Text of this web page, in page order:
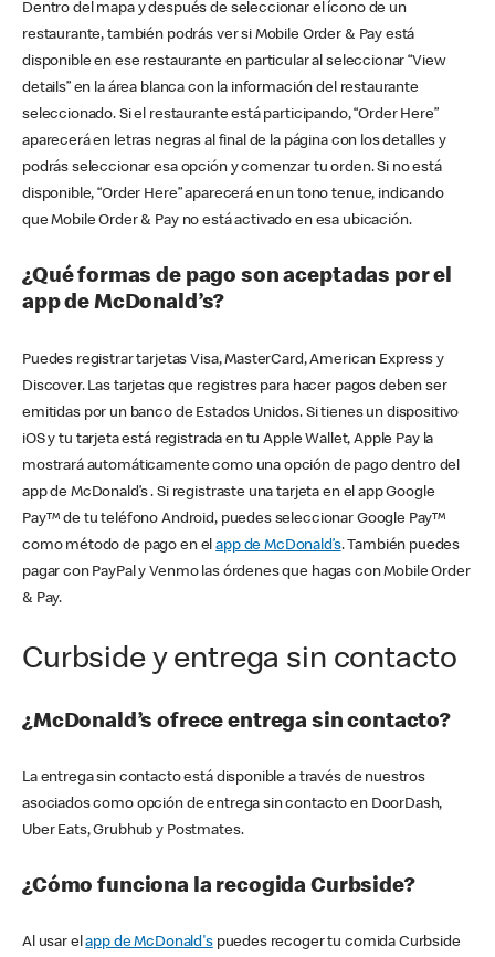
Dentro del mapa y después de seleccionar el ícono de un
restaurante, también podrás ver si Mobile Order & Pay está
disponible en ese restaurante en particular al seleccionar “View
details” en la área blanca con la información del restaurante
seleccionado. Si el restaurante está participando, “Order Here”
aparecerá en letras negras al final de la página con los detalles y
podrás seleccionar esa opción y comenzar tu orden. Si no está
disponible, “Order Here” aparecerá en un tono tenue, indicando
que Mobile Order & Pay no está activado en esa ubicación.
¿Qué formas de pago son aceptadas por el
app de McDonald’s?
Puedes registrar tarjetas Visa, MasterCard, American Express y
Discover. Las tarjetas que registres para hacer pagos deben ser
emitidas por un banco de Estados Unidos. Si tienes un dispositivo
iOS y tu tarjeta está registrada en tu Apple Wallet, Apple Pay la
mostrará automáticamente como una opción de pago dentro del
app de McDonald’s . Si registraste una tarjeta en el app Google
Pay™ de tu teléfono Android, puedes seleccionar Google Pay™
como método de pago en elapp de McDonald’s. También puedes
pagar con PayPal y Venmo las órdenes que hagas con Mobile Order
& Pay.
Curbside y entrega sin contacto
¿McDonald’s ofrece entrega sin contacto?
La entrega sin contacto está disponible a través de nuestros
asociados como opción de entrega sin contacto en DoorDash,
Uber Eats, Grubhub y Postmates.
¿Cómo funciona la recogida Curbside?
Al usar elapp de McDonald'spuedes recoger tu comida Curbside